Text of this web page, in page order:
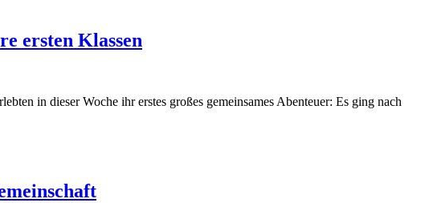
ersten Klassen
in dieser Woche ihr erstes großes gemeinsames Abenteuer: Es ging nach